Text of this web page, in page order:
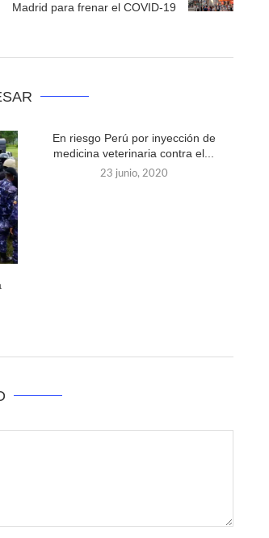
Madrid para frenar el COVID-19
En riesgo Perú por inyección de
medicina veterinaria contra el...
23 junio, 2020